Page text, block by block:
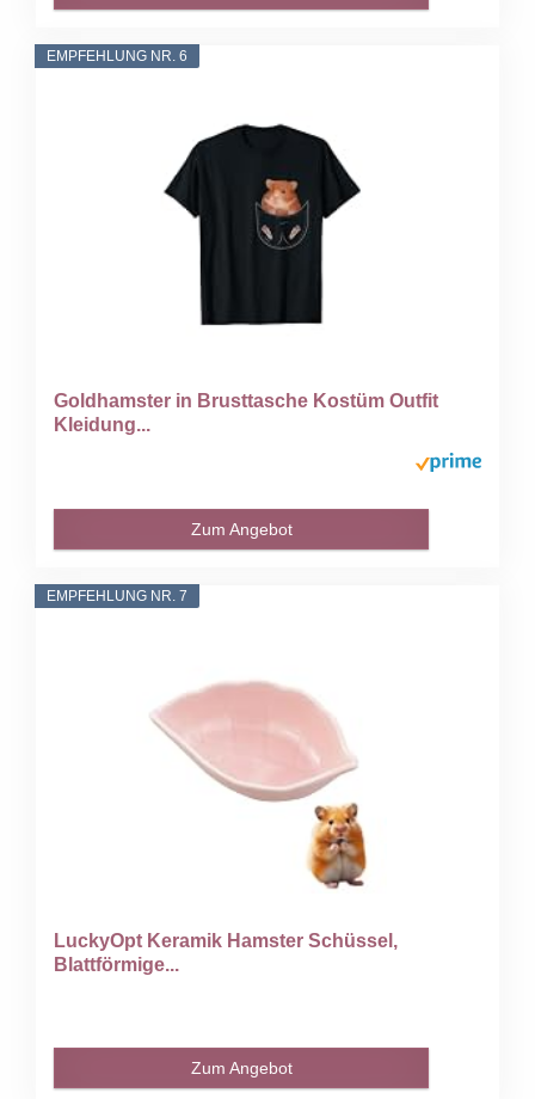
EMPFEHLUNG NR. 6
Goldhamster in Brusttasche Kostüm Outfit
Kleidung...
Zum Angebot
EMPFEHLUNG NR. 7
LuckyOpt Keramik Hamster Schüssel,
Blattförmige...
Zum Angebot